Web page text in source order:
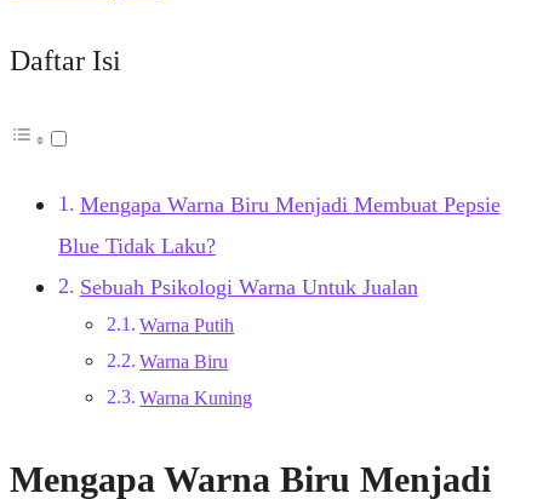
Daftar Isi
Mengapa Warna Biru Menjadi Membuat Pepsie
Blue Tidak Laku?
Sebuah Psikologi Warna Untuk Jualan
Warna Putih
Warna Biru
Warna Kuning
Mengapa Warna Biru Menjadi